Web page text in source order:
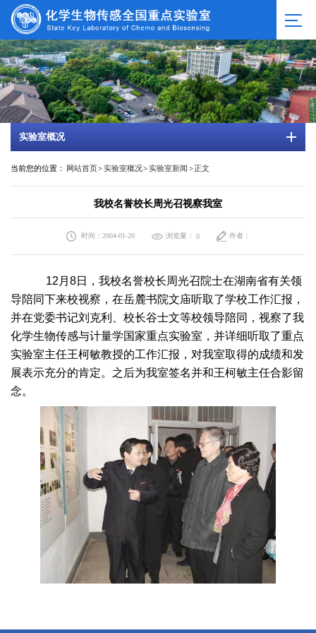
实验室概况
当前您的位置： 网站首页>实验室概况>实验室新闻 > 正文
我校名誉校长周光召视察我室
时间：2004-01-20 浏览量： 0 作者：
12月8日，我校名誉校长周光召院士在湖南省有关领
导陪同下来校视察，在岳麓书院文庙听取了学校工作汇报，
并在党委书记刘克利、校长谷士文等校领导陪同，视察了我
化学生物传感与计量学国家重点实验室，并详细听取了重点
实验室主任王柯敏教授的工作汇报，对我室取得的成绩和发
展表示充分的肯定。之后为我室签名并和王柯敏主任合影留
念。